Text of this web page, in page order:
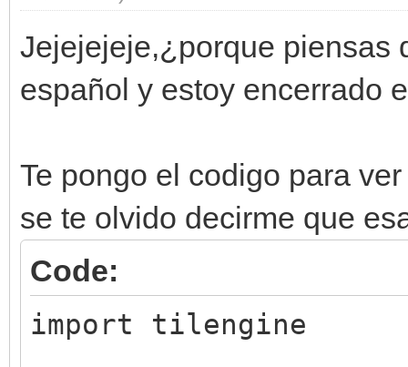
Jejejejeje,¿porque piensas
español y estoy encerrado
Te pongo el codigo para
se te olvido decirme que
Code:
import tilengine